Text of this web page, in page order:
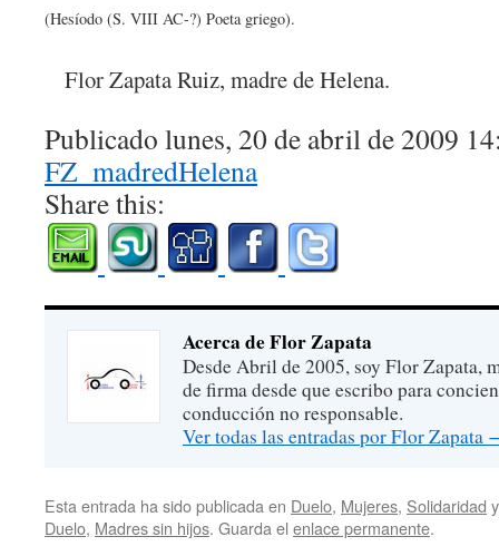
(Hesíodo (S. VIII AC-?) Poeta griego).
Flor Zapata Ruiz, madre de Helena.
Publicado lunes, 20 de abril de 2009
FZ_madredHelena
Share this:
Acerca de Flor Zapata
Desde Abril de 2005, soy Flor Zapata,
de firma desde que escribo para
conducción no responsable.
Ver todas las entradas por Flor Zapata
Esta entrada ha sido publicada en Duelo, Mujeres, Solidaridad
Duelo, Madres sin hijos. Guarda el enlace permanente.